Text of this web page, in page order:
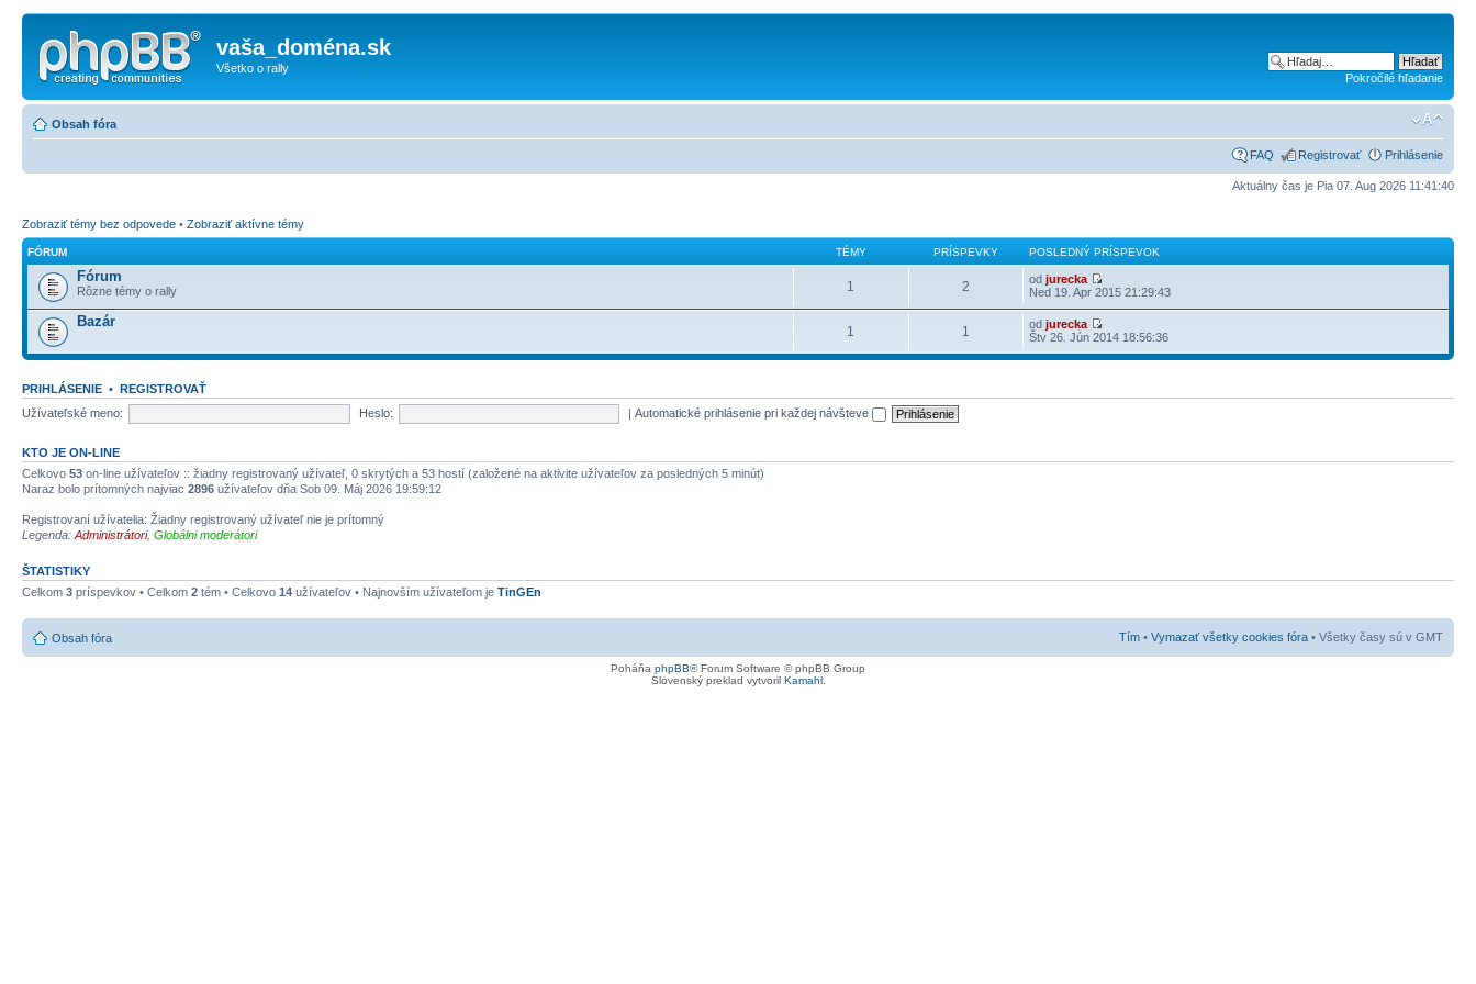
vaša_doména.sk
Všetko o rally
Pokročilé hľadanie
Obsah fóra
FAQ Registrovať Prihlásenie
Aktuálny čas je Pia 07. Aug 2026 11:41:40
Zobraziť témy bez odpovede • Zobraziť aktívne témy
FÓRUM TÉMY PRÍSPEVKY POSLEDNÝ PRÍSPEVOK
Fórum
Rôzne témy o rally 1 2 odjurecka
Ned 19. Apr 2015 21:29:43
Bazár
1 1 odjurecka
Štv 26. Jún 2014 18:56:36
PRIHLÁSENIE • REGISTROVAŤ
Užívateľské meno:
Heslo: |Automatické prihlásenie pri každej návšteve
KTO JE ON-LINE
Celkovo 53 on-line užívateľov :: žiadny registrovaný užívateľ, 0 skrytých a 53 hostí (založené na aktivite užívateľov za posledných 5 minút)
Naraz bolo prítomných najviac 2896 užívateľov dňa Sob 09. Máj 2026 19:59:12
Registrovaní užívatelia: Žiadny registrovaný užívateľ nie je prítomný
Legenda: Administrátori, Globálni moderátori
ŠTATISTIKY
Celkom 3 príspevkov • Celkom 2 tém • Celkovo 14 užívateľov • Najnovším užívateľom je TinGEn
Obsah fóra Tím • Vymazať všetky cookies fóra • Všetky časy sú v GMT
Poháňa phpBB® Forum Software © phpBB Group
Slovenský preklad vytvoril Kamahl.